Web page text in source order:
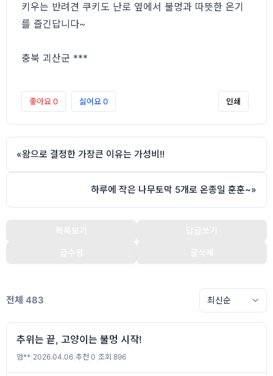
키우는 반려견 쿠키도 난로 옆에서 불멍과 따뜻한 온기
를 즐긴답니다~
충북 괴산군 ***
좋아요0 싫어요0 인쇄
«왐으로 결정한 가장큰 이유는 가성비!!
하루에 작은 나무토막 5개로 온종일 훈훈~»
전체 483
추위는 끝, 고양이는 불멍 시작!
엄** 2026.04.06 추천 0 조회 896